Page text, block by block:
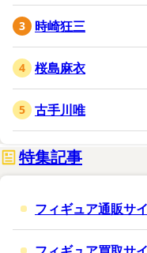
時崎狂三
桜島麻衣
古手川唯
特集記事
フィギュア通販サ